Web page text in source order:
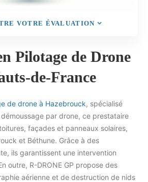
VOTRE ÉVALUATION
Pilotage de Drone
de-France
de drone à Hazebrouck, spécialisé
par drone, ce prestataire
façades et panneaux solaires,
et Béthune. Grâce à des
ils garantissent une intervention
outre, R-DRONE GP propose des
aérienne et de destruction de nids